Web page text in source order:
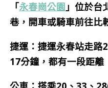
「永春崗公園 」位於台
巷，開車或騎車前往比
捷運：捷運永春站走路
17分鐘，都有一段距離